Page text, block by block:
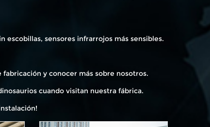
sensores infrarrojos más sensibles.
y conocer más sobre nosotros.
cuando visitan nuestra fábrica.